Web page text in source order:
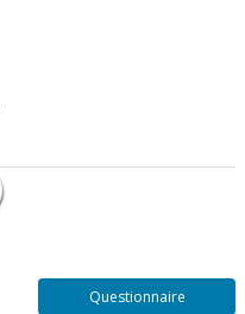
Questionnaire